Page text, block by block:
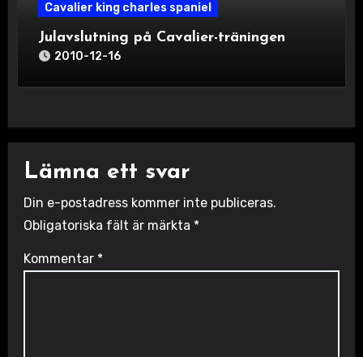
Cavalier king charles spaniel
Julavslutning på Cavalier-träningen
2010-12-16
Lämna ett svar
Din e-postadress kommer inte publiceras.
Obligatoriska fält är märkta *
Kommentar *